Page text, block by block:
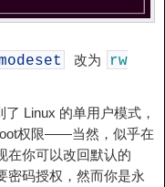
改为
rw
Linux 的单用户模式，
权限——当然，似乎在
在你可以改回默认的
码授权，然而你是永